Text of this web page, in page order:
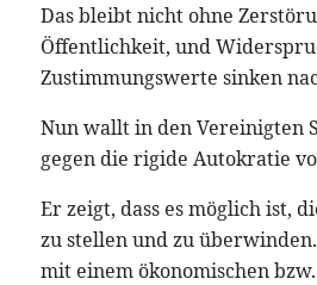
Das bleibt nicht ohne
Öffentlichkeit, und
Zustimmungswerte sinken
Nun wallt in den Vereinigten
gegen die rigide Autokratie
Er zeigt, dass es möglich ist,
zu stellen und zu
mit einem ökonomischen